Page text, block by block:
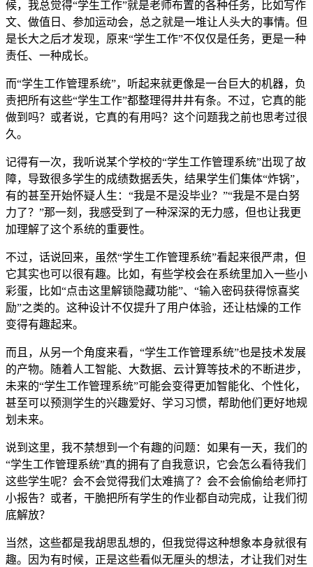
候，我总觉得“学生工作”就是老师布置的各种任务，比如写作
文、做值日、参加运动会，总之就是一堆让人头大的事情。但
是长大之后才发现，原来“学生工作”不仅仅是任务，更是一种
责任、一种成长。
而“学生工作管理系统”，听起来就更像是一台巨大的机器，负
责把所有这些“学生工作”都整理得井井有条。不过，它真的能
做到吗？或者说，它真的有用吗？这个问题我之前也思考过很
久。
记得有一次，我听说某个学校的“学生工作管理系统”出现了故
障，导致很多学生的成绩数据丢失，结果学生们集体“炸锅”，
有的甚至开始怀疑人生：“我是不是没毕业？”“我是不是白努
力了？”那一刻，我感受到了一种深深的无力感，但也让我更
加理解了这个系统的重要性。
不过，话说回来，虽然“学生工作管理系统”看起来很严肃，但
它其实也可以很有趣。比如，有些学校会在系统里加入一些小
彩蛋，比如“点击这里解锁隐藏功能”、“输入密码获得惊喜奖
励”之类的。这种设计不仅提升了用户体验，还让枯燥的工作
变得有趣起来。
而且，从另一个角度来看，“学生工作管理系统”也是技术发展
的产物。随着人工智能、大数据、云计算等技术的不断进步，
未来的“学生工作管理系统”可能会变得更加智能化、个性化，
甚至可以预测学生的兴趣爱好、学习习惯，帮助他们更好地规
划未来。
说到这里，我不禁想到一个有趣的问题：如果有一天，我们的
“学生工作管理系统”真的拥有了自我意识，它会怎么看待我们
这些学生呢？会不会觉得我们太难搞了？会不会偷偷给老师打
小报告？或者，干脆把所有学生的作业都自动完成，让我们彻
底解放？
当然，这些都是我胡思乱想的，但我觉得这种想象本身就很有
趣。因为有时候，正是这些看似无厘头的想法，才让我们对生